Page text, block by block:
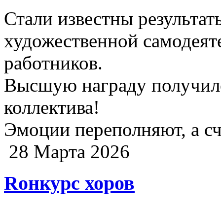
Стали известны
художественной
работников.
Высшую награду
коллектива!
Эмоции переполняют, а
28 Марта 2026
Rонкурс хоров